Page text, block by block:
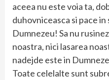
aceea nu este voia ta,
duhovniceasca si pace
Dumnezeu! Sa nu
noastra, nici lasarea
nadejde este in
Toate celelalte sunt